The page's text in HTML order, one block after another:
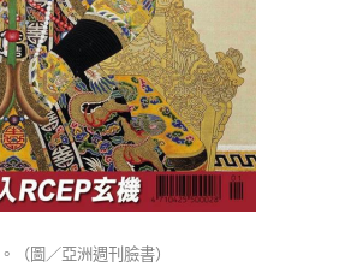
（圖／亞洲週刊臉書）